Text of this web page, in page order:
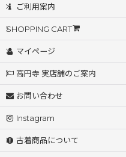
ご利用案内
SHOPPING CART
マイページ
高円寺 実店舗のご案内
お問い合わせ
Instagram
古着商品について